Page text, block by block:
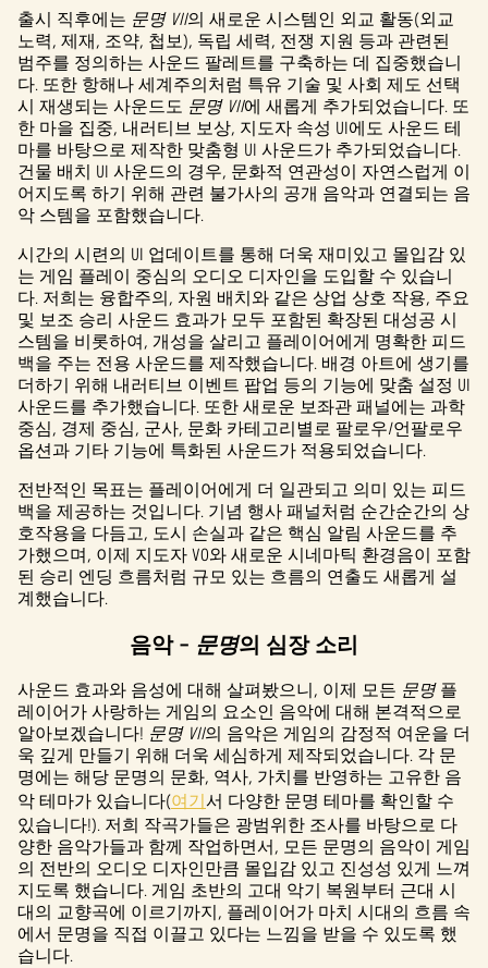
정보
보호
정책
에
동의
하는
것으
로
간주
되
데이
터가
Googl
e 서
버로
전송
됩니
다.
출시 직후에는 문명 VII의 새로운 시스템인 외교 활동(외교
노력, 제재, 조약, 첩보), 독립 세력, 전쟁 지원 등과 관련된
범주를 정의하는 사운드 팔레트를 구축하는 데 집중했습니
다. 또한 항해나 세계주의처럼 특유 기술 및 사회 제도 선택
시 재생되는 사운드도 문명 VII에 새롭게 추가되었습니다. 또
한 마을 집중, 내러티브 보상, 지도자 속성 UI에도 사운드 테
마를 바탕으로 제작한 맞춤형 UI 사운드가 추가되었습니다.
건물 배치 UI 사운드의 경우, 문화적 연관성이 자연스럽게 이
어지도록 하기 위해 관련 불가사의 공개 음악과 연결되는 음
악 스템을 포함했습니다.
시간의 시련의 UI 업데이트를 통해 더욱 재미있고 몰입감 있
는 게임 플레이 중심의 오디오 디자인을 도입할 수 있습니
다. 저희는 융합주의, 자원 배치와 같은 상업 상호 작용, 주요
및 보조 승리 사운드 효과가 모두 포함된 확장된 대성공 시
스템을 비롯하여, 개성을 살리고 플레이어에게 명확한 피드
백을 주는 전용 사운드를 제작했습니다. 배경 아트에 생기를
더하기 위해 내러티브 이벤트 팝업 등의 기능에 맞춤 설정 UI
사운드를 추가했습니다. 또한 새로운 보좌관 패널에는 과학
중심, 경제 중심, 군사, 문화 카테고리별로 팔로우/언팔로우
옵션과 기타 기능에 특화된 사운드가 적용되었습니다.
전반적인 목표는 플레이어에게 더 일관되고 의미 있는 피드
백을 제공하는 것입니다. 기념 행사 패널처럼 순간순간의 상
호작용을 다듬고, 도시 손실과 같은 핵심 알림 사운드를 추
가했으며, 이제 지도자 VO와 새로운 시네마틱 환경음이 포함
된 승리 엔딩 흐름처럼 규모 있는 흐름의 연출도 새롭게 설
계했습니다.
음악 – 문명의 심장 소리
사운드 효과와 음성에 대해 살펴봤으니, 이제 모든 문명플
레이어가 사랑하는 게임의 요소인 음악에 대해 본격적으로
알아보겠습니다! 문명 VII의 음악은 게임의 감정적 여운을 더
욱 깊게 만들기 위해 더욱 세심하게 제작되었습니다. 각 문
명에는 해당 문명의 문화, 역사, 가치를 반영하는 고유한 음
악 테마가 있습니다(여기서 다양한 문명 테마를 확인할 수
있습니다!). 저희 작곡가들은 광범위한 조사를 바탕으로 다
양한 음악가들과 함께 작업하면서, 모든 문명의 음악이 게임
의 전반의 오디오 디자인만큼 몰입감 있고 진성성 있게 느껴
지도록 했습니다. 게임 초반의 고대 악기 복원부터 근대 시
대의 교향곡에 이르기까지, 플레이어가 마치 시대의 흐름 속
에서 문명을 직접 이끌고 있다는 느낌을 받을 수 있도록 했
습니다.